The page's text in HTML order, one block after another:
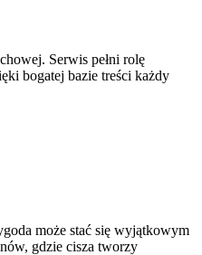
Serwis pełni rolę
bogatej bazie treści każdy
może stać się wyjątkowym
gdzie cisza tworzy